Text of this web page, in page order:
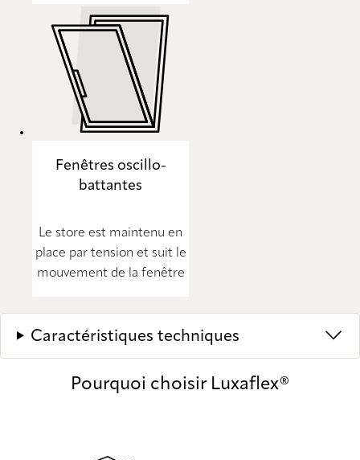
Fenêtres oscillo-
battantes
Le store est maintenu en
place par tension et suit le
mouvement de la fenêtre
Caractéristiques techniques
Pourquoi choisir Luxaflex®